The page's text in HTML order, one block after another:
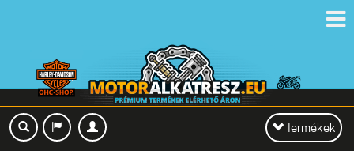
Toggle
navigation
Termékek